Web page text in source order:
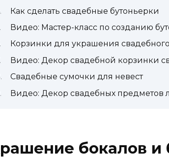
Как сделать свадебные бутоньерки
Видео: Мастер-класс по созданию
Корзинки для украшения свадебного
Видео: Декор свадебной корзинки
Свадебные сумочки для невест
Видео: Декор свадебных предметов
бокалов и